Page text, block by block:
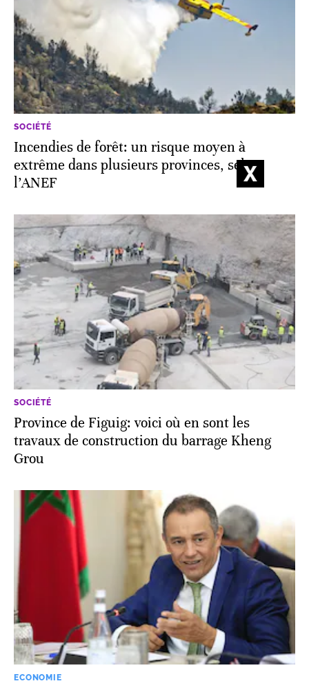
SOCIÉTÉ
Incendies de forêt: un risque moyen à
extrême dans plusieurs provinces, selon
l’ANEF
SOCIÉTÉ
Province de Figuig: voici où en sont les
travaux de construction du barrage Kheng
Grou
ECONOMIE